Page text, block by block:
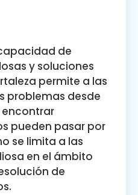
de
y soluciones
permite a las
problemas desde
pueden pasar por
se limita a las
en el ámbito
de